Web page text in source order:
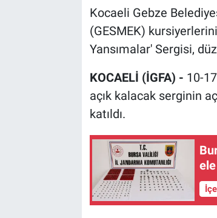
Kocaeli Gebze
(GESMEK)
Yansımalar' Sergisi,
KOCAELİ (İGFA) - 10-
açık kalacak serginin
katıldı.